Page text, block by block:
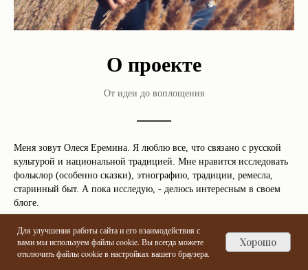
Для улучшения работы сайта и его взаимодействия с
вами мы используем файлы cookie. Вы всегда можете
отключить файлы cookie в настройках вашего браузера.
Хорошо
О проекте
От идеи до воплощения
Меня зовут Олеся Еремина. Я люблю все, что связано с русской
культурой и национальной традицией. Мне нравится исследовать
фольклор (особенно сказки), этнографию, традиции, ремесла,
старинный быт. А пока исследую, - делюсь интересным в своем
блоге.
Благодаря ему в конце 2019 г. у меня родилась эта идея: создать
площадку, где каждый, где бы ни находился, сможет научиться
тому, что когда-то любили и умели делать наши предки.